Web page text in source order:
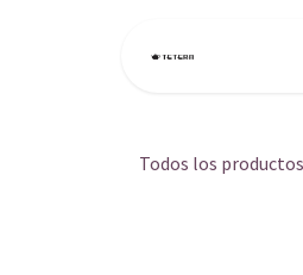
Todos los productos